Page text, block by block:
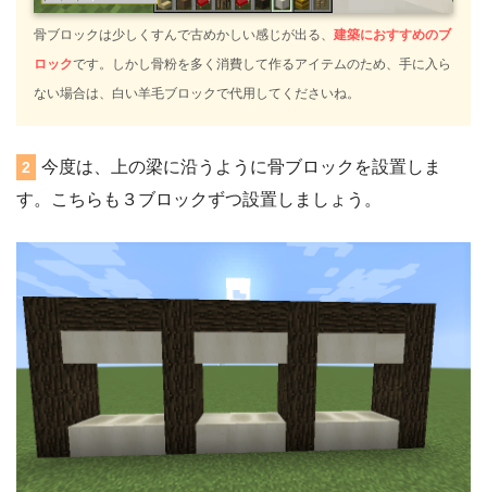
骨ブロックは少しくすんで古めかしい感じが出る、 建築におすすめのブ
ロックです。しかし骨粉を多く消費して作るアイテムのため、手に入ら
ない場合は、白い羊毛ブロックで代用してくださいね。
2
今度は、上の梁に沿うように骨ブロックを設置しま
す。こちらも３ブロックずつ設置しましょう。